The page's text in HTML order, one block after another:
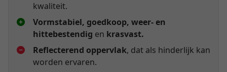
kwaliteit.
Vormstabiel, goedkoop, weer- en
hittebestendig en krasvast.
Reflecterend oppervlak, dat als hinderlijk kan
worden ervaren.